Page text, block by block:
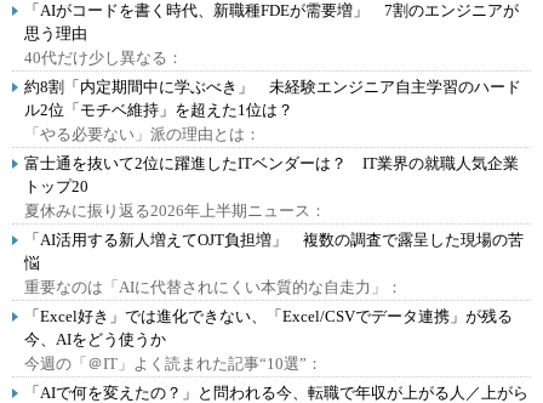
「AIがコードを書く時代、新職種FDEが需要増」 7割のエンジニアが
思う理由
40代だけ少し異なる：
約8割「内定期間中に学ぶべき」 未経験エンジニア自主学習のハード
ル2位「モチベ維持」を超えた1位は？
「やる必要ない」派の理由とは：
富士通を抜いて2位に躍進したITベンダーは？ IT業界の就職人気企業
トップ20
夏休みに振り返る2026年上半期ニュース：
「AI活用する新人増えてOJT負担増」 複数の調査で露呈した現場の苦
悩
重要なのは「AIに代替されにくい本質的な自走力」：
「Excel好き」では進化できない、「Excel/CSVでデータ連携」が残る
今、AIをどう使うか
今週の「＠IT」よく読まれた記事“10選”：
「AIで何を変えたの？」と問われる今、転職で年収が上がる人／上がら